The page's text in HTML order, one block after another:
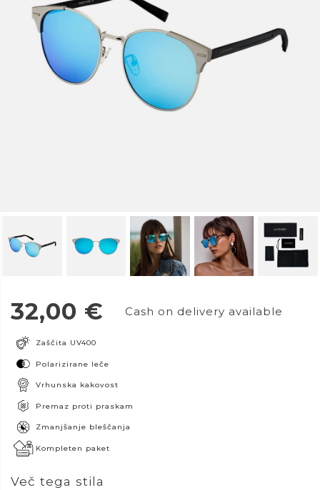
32,00 € Cash on delivery available
Zaščita UV400
Polarizirane leče
Vrhunska kakovost
Premaz proti praskam
Zmanjšanje bleščanja
Kompleten paket
Več tega stila